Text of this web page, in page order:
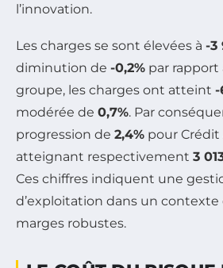
l’innovation.
Les charges se sont élevées à -3
diminution de -0,2% par rapport
groupe, les charges ont atteint -
modérée de 0,7%. Par
progression de 2,4% pour Crédit
atteignant respectivement 3
Ces chiffres indiquent une
d’exploitation dans un
marges robustes.